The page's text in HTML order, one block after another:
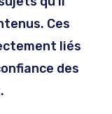
Ces
liés
des